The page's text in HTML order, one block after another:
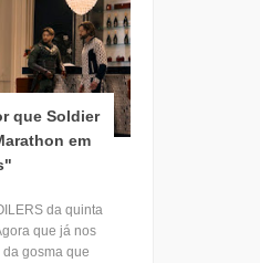
que Soldier
em
da quinta
que já nos
gosma que